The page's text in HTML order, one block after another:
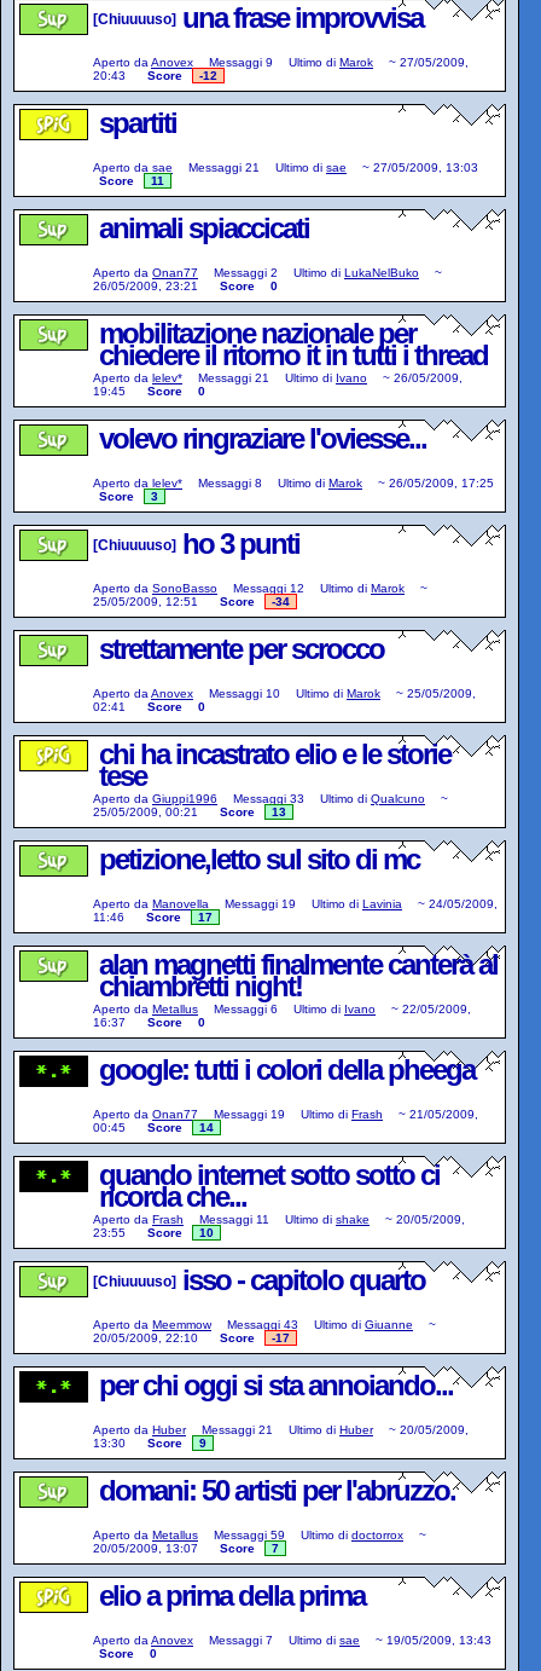
[Chiuuuuso] una frase improvvisa
Aperto da Anovex Messaggi 9 Ultimo di Marok ~ 27/05/2009,
20:43
Score -12
spartiti
Aperto da sae Messaggi 21 Ultimo di sae ~ 27/05/2009, 13:03
Score
11
animali spiaccicati
Aperto da Onan77 Messaggi 2 Ultimo di LukaNelBuko
~
26/05/2009, 23:21
Score 0
mobilitazione nazionale per
chiedere il ritorno it in tutti i thread
Aperto da lelev* Messaggi 21 Ultimo di Ivano ~ 26/05/2009,
19:45
Score 0
volevo ringraziare l'oviesse...
Aperto da lelev* Messaggi 8 Ultimo di Marok ~ 26/05/2009, 17:25
Score
3
[Chiuuuuso] ho 3 punti
Aperto da SonoBasso Messaggi 12 Ultimo di Marok
~
25/05/2009, 12:51
Score -34
strettamente per scrocco
Aperto da Anovex Messaggi 10 Ultimo di Marok ~ 25/05/2009,
02:41
Score 0
chi ha incastrato elio e le storie
tese
Aperto da Giuppi1996 Messaggi 33 Ultimo di Qualcuno
~
25/05/2009, 00:21
Score 13
petizione,letto sul sito di mc
Aperto da Manovella Messaggi 19 Ultimo di Lavinia ~ 24/05/2009,
11:46
Score 17
alan magnetti finalmente canterà al
chiambretti night!
Aperto da Metallus Messaggi 6 Ultimo di Ivano ~ 22/05/2009,
16:37
Score 0
google: tutti i colori della pheega
Aperto da Onan77 Messaggi 19 Ultimo di Frash ~ 21/05/2009,
00:45
Score 14
quando internet sotto sotto ci
ricorda che...
Aperto da Frash Messaggi 11 Ultimo di shake ~ 20/05/2009,
23:55
Score 10
[Chiuuuuso] isso - capitolo quarto
Aperto da Meemmow Messaggi 43 Ultimo di Giuanne
~
20/05/2009, 22:10
Score -17
per chi oggi si sta annoiando...
Aperto da Huber Messaggi 21 Ultimo di Huber ~ 20/05/2009,
13:30
Score 9
domani: 50 artisti per l'abruzzo.
Aperto da Metallus Messaggi 59 Ultimo di doctorrox
~
20/05/2009, 13:07
Score 7
elio a prima della prima
Aperto da Anovex Messaggi 7 Ultimo di sae ~ 19/05/2009, 13:43
Score
0